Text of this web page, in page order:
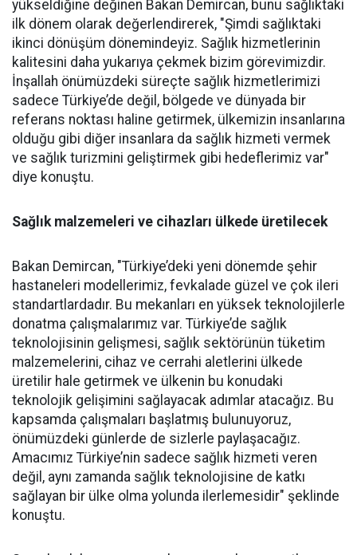
yükseldiğine değinen Bakan Demircan, bunu sağlıktaki
ilk dönem olarak değerlendirerek, "Şimdi sağlıktaki
ikinci dönüşüm dönemindeyiz. Sağlık hizmetlerinin
kalitesini daha yukarıya çekmek bizim görevimizdir.
İnşallah önümüzdeki süreçte sağlık hizmetlerimizi
sadece Türkiye’de değil, bölgede ve dünyada bir
referans noktası haline getirmek, ülkemizin insanlarına
olduğu gibi diğer insanlara da sağlık hizmeti vermek
ve sağlık turizmini geliştirmek gibi hedeflerimiz var"
diye konuştu.
Sağlık malzemeleri ve cihazları ülkede üretilecek
Bakan Demircan, "Türkiye’deki yeni dönemde şehir
hastaneleri modellerimiz, fevkalade güzel ve çok ileri
standartlardadır. Bu mekanları en yüksek teknolojilerle
donatma çalışmalarımız var. Türkiye’de sağlık
teknolojisinin gelişmesi, sağlık sektörünün tüketim
malzemelerini, cihaz ve cerrahi aletlerini ülkede
üretilir hale getirmek ve ülkenin bu konudaki
teknolojik gelişimini sağlayacak adımlar atacağız. Bu
kapsamda çalışmaları başlatmış bulunuyoruz,
önümüzdeki günlerde de sizlerle paylaşacağız.
Amacımız Türkiye’nin sadece sağlık hizmeti veren
değil, aynı zamanda sağlık teknolojisine de katkı
sağlayan bir ülke olma yolunda ilerlemesidir" şeklinde
konuştu.